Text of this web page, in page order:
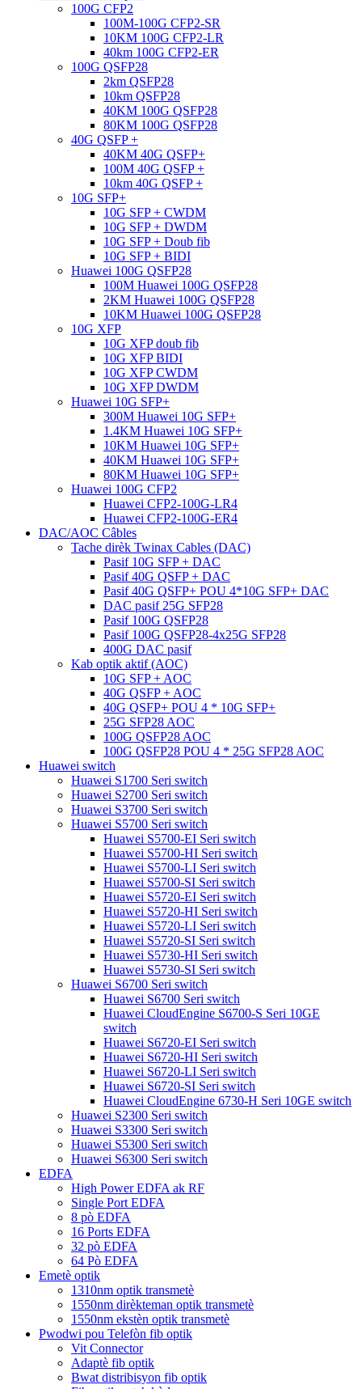
100G CFP2
100M-100G CFP2-SR
10KM 100G CFP2-LR
40km 100G CFP2-ER
100G QSFP28
2km QSFP28
10km QSFP28
40KM 100G QSFP28
80KM 100G QSFP28
40G QSFP +
40KM 40G QSFP+
100M 40G QSFP +
10km 40G QSFP +
10G SFP+
10G SFP + CWDM
10G SFP + DWDM
10G SFP + Doub fib
10G SFP + BIDI
Huawei 100G QSFP28
100M Huawei 100G QSFP28
2KM Huawei 100G QSFP28
10KM Huawei 100G QSFP28
10G XFP
10G XFP doub fib
10G XFP BIDI
10G XFP CWDM
10G XFP DWDM
Huawei 10G SFP+
300M Huawei 10G SFP+
1.4KM Huawei 10G SFP+
10KM Huawei 10G SFP+
40KM Huawei 10G SFP+
80KM Huawei 10G SFP+
Huawei 100G CFP2
Huawei CFP2-100G-LR4
Huawei CFP2-100G-ER4
DAC/AOC Câbles
Tache dirèk Twinax Cables (DAC)
Pasif 10G SFP + DAC
Pasif 40G QSFP + DAC
Pasif 40G QSFP+ POU 4*10G SFP+ DAC
DAC pasif 25G SFP28
Pasif 100G QSFP28
Pasif 100G QSFP28-4x25G SFP28
400G DAC pasif
Kab optik aktif (AOC)
10G SFP + AOC
40G QSFP + AOC
40G QSFP+ POU 4 ​​* 10G SFP+
25G SFP28 AOC
100G QSFP28 AOC
100G QSFP28 POU 4 ​​* 25G SFP28 AOC
Huawei switch
Huawei S1700 Seri switch
Huawei S2700 Seri switch
Huawei S3700 Seri switch
Huawei S5700 Seri switch
Huawei S5700-EI Seri switch
Huawei S5700-HI Seri switch
Huawei S5700-LI Seri switch
Huawei S5700-SI Seri switch
Huawei S5720-EI Seri switch
Huawei S5720-HI Seri switch
Huawei S5720-LI Seri switch
Huawei S5720-SI Seri switch
Huawei S5730-HI Seri switch
Huawei S5730-SI Seri switch
Huawei S6700 Seri switch
Huawei S6700 Seri switch
Huawei CloudEngine S6700-S Seri 10GE
switch
Huawei S6720-EI Seri switch
Huawei S6720-HI Seri switch
Huawei S6720-LI Seri switch
Huawei S6720-SI Seri switch
Huawei CloudEngine 6730-H Seri 10GE switch
Huawei S2300 Seri switch
Huawei S3300 Seri switch
Huawei S5300 Seri switch
Huawei S6300 Seri switch
EDFA
High Power EDFA ak RF
Single Port EDFA
8 pò EDFA
16 Ports EDFA
32 pò EDFA
64 Pò EDFA
Emetè optik
1310nm optik transmetè
1550nm dirèkteman optik transmetè
1550nm ekstèn optik transmetè
Pwodwi pou Telefòn fib optik
Vit Connector
Adaptè fib optik
Bwat distribisyon fib optik